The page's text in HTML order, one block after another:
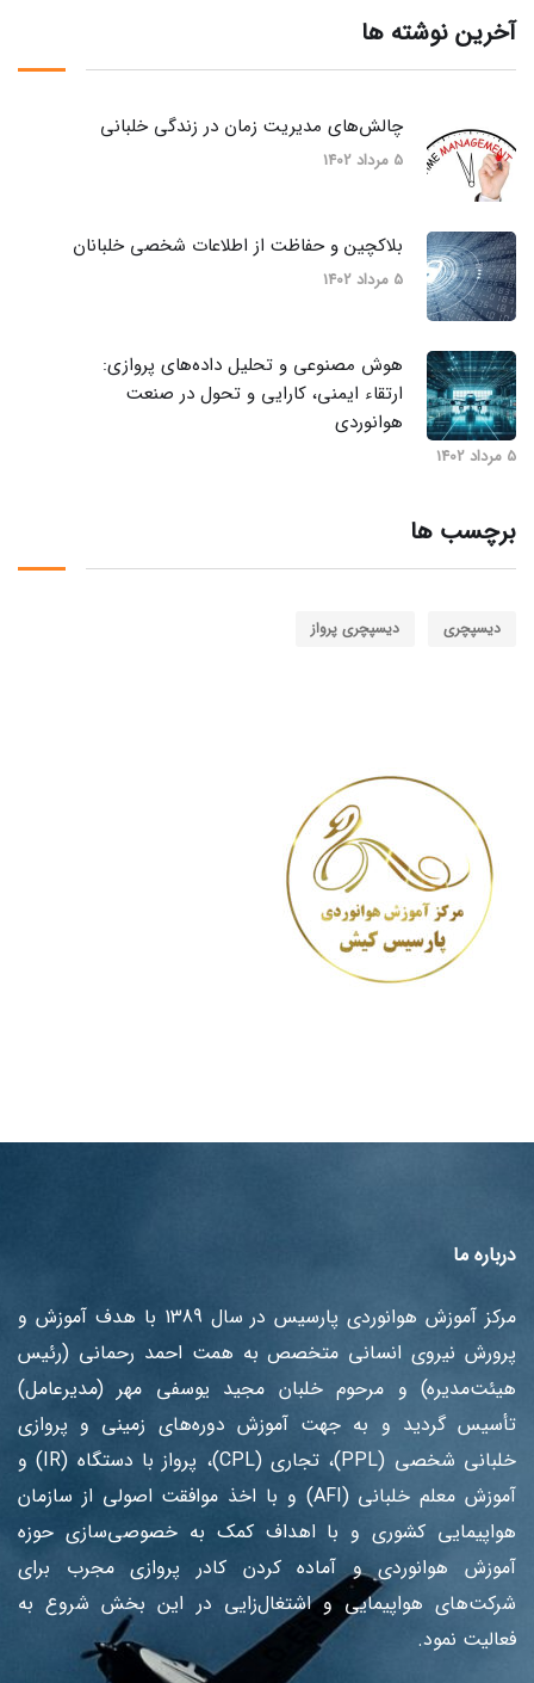
آخرین نوشته ها
چالش‌های مدیریت زمان در زندگی خلبانی
5 مرداد 1402
بلاکچین و حفاظت از اطلاعات شخصی خلبانان
5 مرداد 1402
هوش مصنوعی و تحلیل داده‌های پروازی:
ارتقاء ایمنی، کارایی و تحول در صنعت
هوانوردی
5 مرداد 1402
برچسب ها
دیسپچری دیسپچری پرواز
درباره ما
مرکز آموزش هوانوردی پارسیس در سال 1389 با هدف آموزش ‌و
پرورش نیروی انسانی متخصص به همت احمد رحمانی (رئیس
هیئت‌مدیره) و مرحوم خلبان مجید یوسفی مهر (مدیرعامل)
تأسیس گردید و به جهت آموزش دوره‌های زمینی و پروازی
خلبانی شخصی (PPL)، تجاری (CPL)، پرواز با دستگاه (IR) و
آموزش معلم خلبانی (AFI) و با اخذ موافقت اصولی از سازمان
هواپیمایی کشوری و با اهداف کمک به خصوصی‌سازی حوزه
آموزش هوانوردی و آماده کردن کادر پروازی مجرب برای
شرکت‌های هواپیمایی و اشتغال‌زایی در این بخش شروع به
فعالیت نمود.